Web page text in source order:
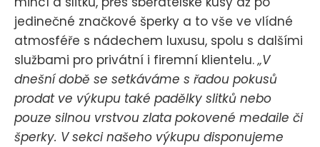
jedinečné značkové šperky a to vše ve vlídné
atmosféře s nádechem luxusu, spolu s dalšími
službami pro privátní i firemní klientelu.„V
dnešní době se setkáváme s řadou pokusů
prodat ve výkupu také padělky slitků nebo
pouze silnou vrstvou zlata pokovené medaile či
šperky. V sekci našeho výkupu disponujeme